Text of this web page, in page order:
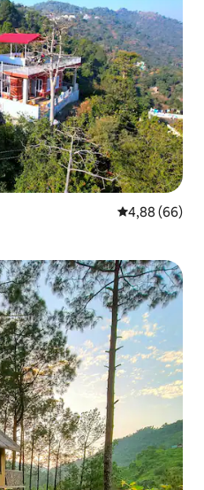
Средна
4,88 (66)